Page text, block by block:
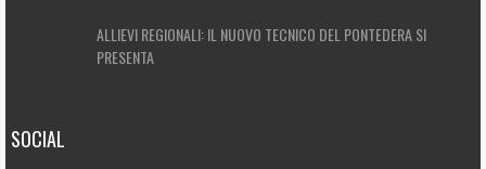
ALLIEVI REGIONALI: IL NUOVO TECNICO DEL PONTEDERA SI
PRESENTA
SOCIAL